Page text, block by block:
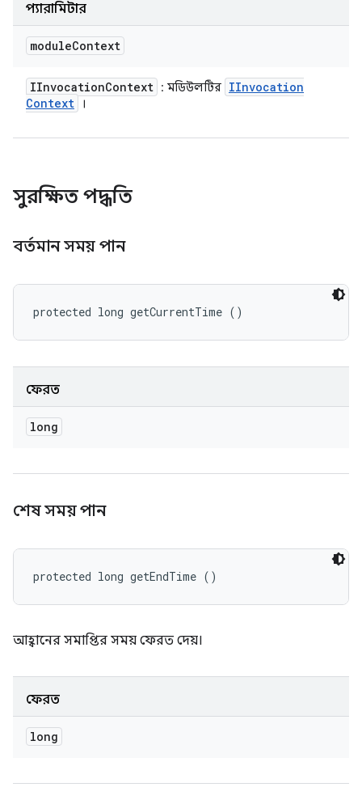
প্যারামিটার
moduleContext
IInvocationContext : মডিউলটির IInvocation
Context
।
সুরক্ষিত পদ্ধতি
বর্তমান সময় পান
protected long getCurrentTime ()
ফেরত
long
শেষ সময় পান
protected long getEndTime ()
আহ্বানের সমাপ্তির সময় ফেরত দেয়।
ফেরত
long